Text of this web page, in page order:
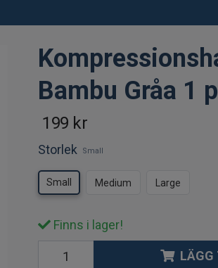
Bambu Gråa 1
199 kr
Storlek Small
Small Medium Large
Finns i lager!
LÄGG